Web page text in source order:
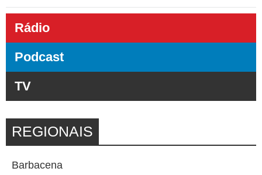
Rádio
Podcast
TV
REGIONAIS
Barbacena